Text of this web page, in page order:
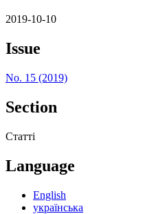
2019-10-10
Issue
No. 15 (2019)
Section
Статті
Language
English
українська